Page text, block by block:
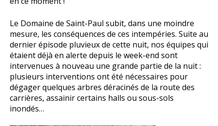
Le Domaine de Saint-Paul subit, dans une moindre
mesure, les conséquences de ces intempéries. Suite au
dernier épisode pluvieux de cette nuit, nos équipes qui
étaient déjà en alerte depuis le week-end sont
intervenues à nouveau une grande partie de la nuit :
plusieurs interventions ont été nécessaires pour
dégager quelques arbres déracinés de la route des
carrières, assainir certains halls ou sous-sols
inondés…